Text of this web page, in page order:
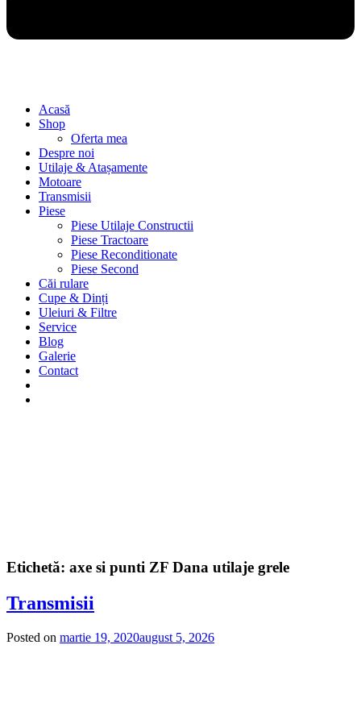
Acasă
Shop
Oferta mea
Despre noi
Utilaje & Atașamente
Motoare
Transmisii
Piese
Piese Utilaje Constructii
Piese Tractoare
Piese Reconditionate
Piese Second
Căi rulare
Cupe & Dinți
Uleiuri & Filtre
Service
Blog
Galerie
Contact
Etichetă: axe si punti ZF Dana utilaje grele
Transmisii
Posted on martie 19, 2020august 5, 2026